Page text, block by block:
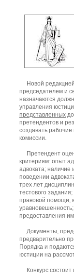
Новой
председателем и
назначаются
управления
представленных
претендентов и
создавать
комиссии.
Претендент
критериям: опыт
адвоката; наличие
поведении
трех лет
тестового
правовой помощи;
предоставления
Документы,
предварительно
Порядка и
юстиции на
Конкурс